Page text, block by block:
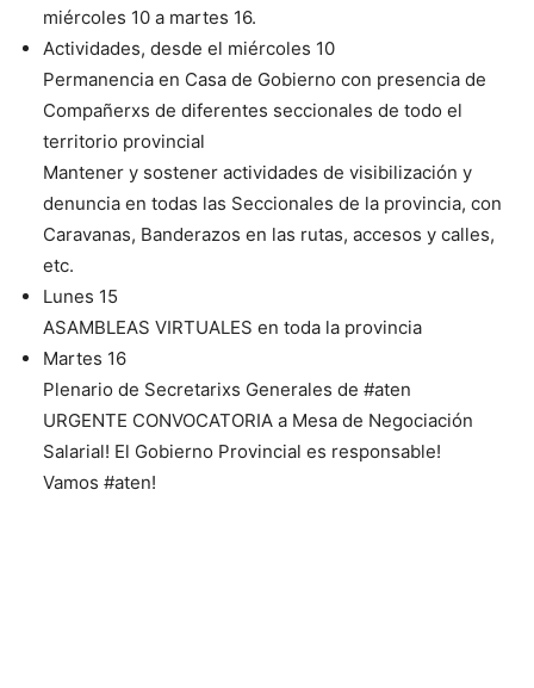
miércoles 10 a martes 16.
Actividades, desde el miércoles 10
Permanencia en Casa de Gobierno con presencia de
Compañerxs de diferentes seccionales de todo el
territorio provincial
Mantener y sostener actividades de visibilización y
denuncia en todas las Seccionales de la provincia, con
Caravanas, Banderazos en las rutas, accesos y calles,
etc.
Lunes 15
ASAMBLEAS VIRTUALES en toda la provincia
Martes 16
Plenario de Secretarixs Generales de #aten
URGENTE CONVOCATORIA a Mesa de Negociación
Salarial! El Gobierno Provincial es responsable!
Vamos #aten!